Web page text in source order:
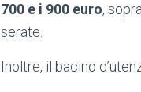
700 e i 900 euro,
serate.
Inoltre, il bacino